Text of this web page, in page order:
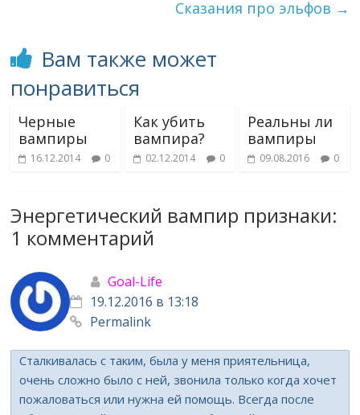
Сказания про эльфов →
Вам также может
понравиться
Черные
вампиры
16.12.2014 0
Как убить
вампира?
02.12.2014 0
Реальны ли
вампиры
09.08.2016 0
Энергетический вампир признаки:
1 комментарий
Goal-Life
19.12.2016 в 13:18
Permalink
Сталкивалась с таким, была у меня приятельница,
очень сложно было с ней, звонила только когда хочет
пожаловаться или нужна ей помощь. Всегда после